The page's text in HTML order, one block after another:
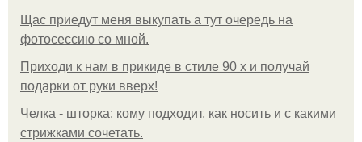
Щас приедут меня выкупать а тут очередь на
фотосессию со мной.
Приходи к нам в прикиде в стиле 90 х и получай
подарки от руки вверх!
Челка - шторка: кому подходит, как носить и с какими
стрижками сочетать.